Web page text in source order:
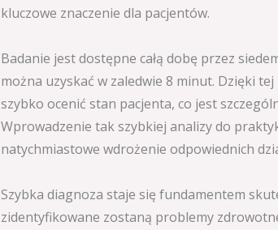
kluczowe znaczenie dla pacjentów.
Badanie jest dostępne całą dobę przez
można uzyskać w zaledwie 8 minut. Dzięki
szybko ocenić stan pacjenta, co jest
Wprowadzenie tak szybkiej analizy do
natychmiastowe wdrożenie odpowiednich
Szybka diagnoza staje się fundamentem
zidentyfikowane zostaną problemy